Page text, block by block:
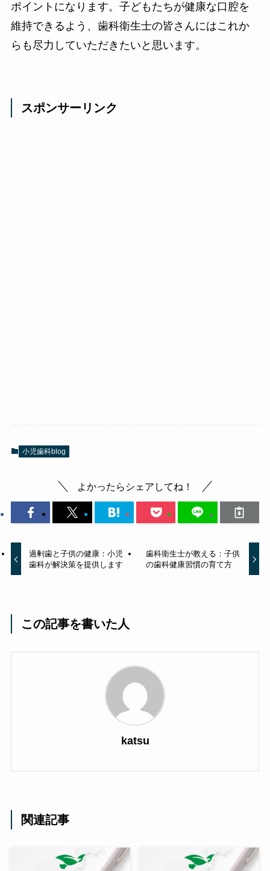
ポイントになります。子どもたちが健康な口腔を
維持できるよう、歯科衛生士の皆さんにはこれか
らも尽力していただきたいと思います。
スポンサーリンク
小児歯科blog
よかったらシェアしてね！
過剰歯と子供の健康：小児
歯科が解決策を提供します
歯科衛生士が教える：子供
の歯科健康習慣の育て方
この記事を書いた人
katsu
関連記事